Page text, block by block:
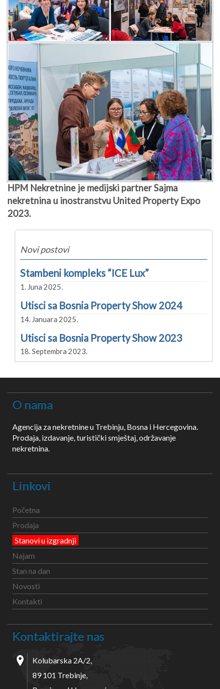
HPM Nekretnine je medijski partner Sajma
nekretnina u inostranstvu United Property Expo
2023.
Novi postovi
Stambeni kompleks “ICE Lux”
1. Juna 2025.
Utisci sa Bosnia Property Show 2024
14. Januara 2025.
Utisci sa Bosnia Property Show 2023
18. Septembra 2023.
O nama
Agencija za nekretnine u Trebinju, Bosna i Hercegovina.
Prodaja, izdavanje, turistički smještaj, održavanje
nekretnina.
Linkovi
Početna
Prodaja
Stanovi u izgradnji
Najam
Stan na dan
Novosti
Kontakti
Kontaktirajte nas
Kolubarska 2A/2,
89 101 Trebinje,